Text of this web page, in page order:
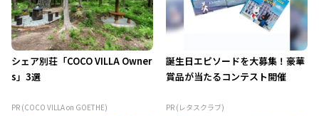
シェア別荘「COCO VILLA Owner
s」3選
PR (COCO VILLA on GOETHE)
誕生日エピソードを大募集！豪華
賞品が当たるコンテスト開催
PR (レタスクラブ)